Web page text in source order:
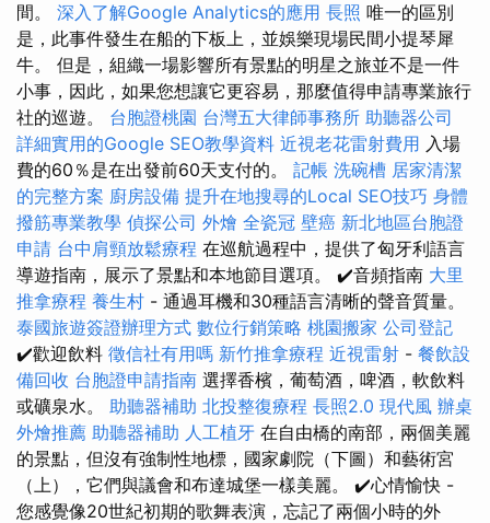
間。 深入了解Google Analytics的應用 長照 唯一的區別
是，此事件發生在船的下板上，並娛樂現場民間小提琴犀
牛。 但是，組織一場影響所有景點的明星之旅並不是一件
小事，因此，如果您想讓它更容易，那麼值得申請專業旅行
社的巡遊。 台胞證桃園 台灣五大律師事務所 助聽器公司
詳細實用的Google SEO教學資料 近視老花雷射費用 入場
費的60％是在出發前60天支付的。 記帳 洗碗槽 居家清潔
的完整方案 廚房設備 提升在地搜尋的Local SEO技巧 身體
撥筋專業教學 偵探公司 外燴 全瓷冠 壁癌 新北地區台胞證
申請 台中肩頸放鬆療程 在巡航過程中，提供了匈牙利語言
導遊指南，展示了景點和本地節目選項。 ✔️音頻指南 大里
推拿療程 養生村 - 通過耳機和30種語言清晰的聲音質量。
泰國旅遊簽證辦理方式 數位行銷策略 桃園搬家 公司登記
✔️歡迎飲料 徵信社有用嗎 新竹推拿療程 近視雷射 - 餐飲設
備回收 台胞證申請指南 選擇香檳，葡萄酒，啤酒，軟飲料
或礦泉水。 助聽器補助 北投整復療程 長照2.0 現代風 辦桌
外燴推薦 助聽器補助 人工植牙 在自由橋的南部，兩個美麗
的景點，但沒有強制性地標，國家劇院（下圖）和藝術宮
（上），它們與議會和布達城堡一樣美麗。 ✔️心情愉快 -
您感覺像20世紀初期的歌舞表演，忘記了兩個小時的外